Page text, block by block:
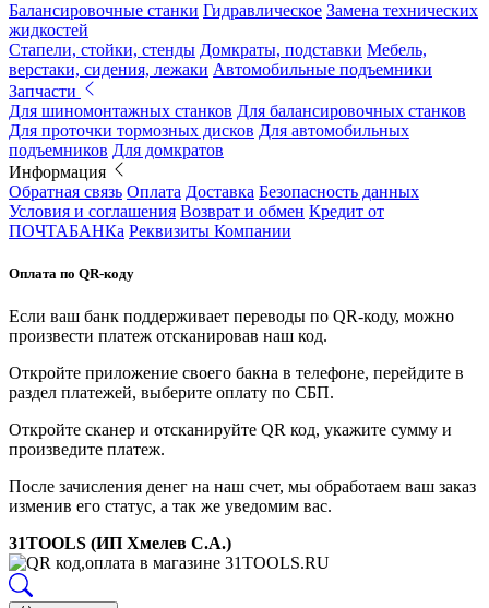
Балансировочные станки Гидравлическое Замена технических
жидкостей
Стапели, стойки, стенды Домкраты, подставки Мебель,
верстаки, сидения, лежаки Автомобильные подъемники
Запчасти
Для шиномонтажных станков Для балансировочных станков
Для проточки тормозных дисков Для автомобильных
подъемников Для домкратов
Информация
Обратная связь Оплата Доставка Безопасность данных
Условия и соглашения Возврат и обмен Кредит от
ПОЧТАБАНКа Реквизиты Компании
Оплата по QR-коду
Если ваш банк поддерживает переводы по QR-коду, можно
произвести платеж отсканировав наш код.
Откройте приложение своего бакна в телефоне, перейдите в
раздел платежей, выберите оплату по СБП.
Откройте сканер и отсканируйте QR код, укажите сумму и
произведите платеж.
После зачисления денег на наш счет, мы обработаем ваш заказ
изменив его статус, а так же уведомим вас.
31TOOLS (ИП Хмелев С.А.)